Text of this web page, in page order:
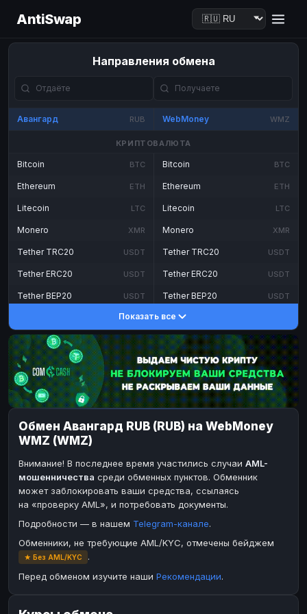
AntiSwap
Направления обмена
Авангард RUB WebMoney WMZ
КРИПТОВАЛЮТА
Bitcoin BTC
Ethereum ETH
Litecoin LTC
Monero XMR
Tether TRC20 USDT
Tether ERC20 USDT
Tether BEP20 USDT
DASH
Toncoin TON
Dogecoin DOGE
TRX TRON
Bitcoin Cash BCH
BinanceCoin BEP20
Ether Classic
SOL
Ripple XRP
Bitcoin BTC
Ethereum ETH
Litecoin LTC
Monero XMR
Tether TRC20 USDT
Tether ERC20 USDT
Tether BEP20 USDT
DASH
Toncoin TON
Dogecoin DOGE
TRX TRON
Bitcoin Cash BCH
BinanceCoin BEP20
Ripple
Paxum USD
Perfect Money
Payoneer USD
Paxum
Payoneer
Показать все
Обмен Авангард RUB (RUB) на WebMoney
WMZ (WMZ)
Внимание! В последнее время участились случаи AML-
мошенничества среди обменных пунктов. Обменник
может заблокировать ваши средства, ссылаясь
на «проверку AML», и потребовать документы.
Подробности — в нашем Telegram-канале.
Обменники, не требующие AML/KYC, отмечены бейджем
★ Без AML/KYC
.
Перед обменом изучите наши Рекомендации.